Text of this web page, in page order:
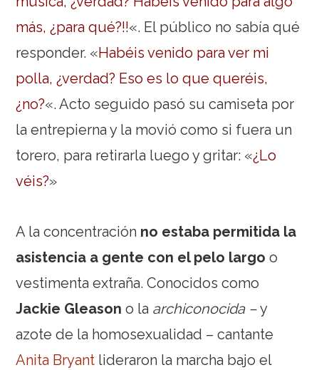
más, ¿para qué?!!«. El público no sabía qué
responder. «Habéis venido para ver mi
polla, ¿verdad? Eso es lo que queréis,
¿no?«. Acto seguido pasó su camiseta por
la entrepierna y la movió como si fuera un
torero, para retirarla luego y gritar: «¿Lo
véis?»
A la concentración no estaba permitida la
asistencia a gente con el pelo largoo
vestimenta extraña. Conocidos como
Jackie Gleasono la archiconocida –y
azote de la homosexualidad – cantante
Anita Bryant lideraron la marcha bajo el